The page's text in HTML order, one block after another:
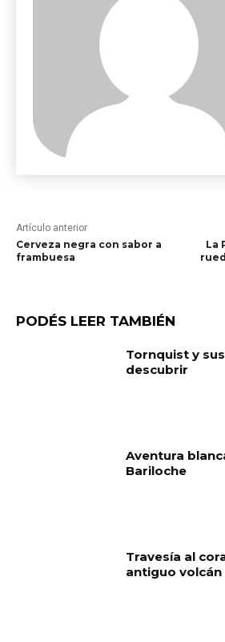
Artículo anterior
Cerveza negra con sabor a
frambuesa
La
PODÉS LEER TAMBIÉN
Tornquist y
descubrir
Aventura
Bariloche
Travesía al
antiguo volcán